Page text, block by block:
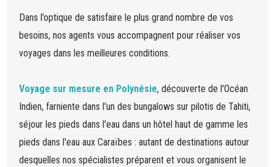
Dans l’optique de satisfaire le plus grand nombre de vos
besoins, nos agents vous accompagnent pour réaliser vos
voyages dans les meilleures conditions.
Voyage sur mesure en Polynésie, découverte de l'Océan
Indien, farniente dans l'un des bungalows sur pilotis de Tahiti,
séjour les pieds dans l'eau dans un hôtel haut de gamme les
pieds dans l'eau aux Caraïbes : autant de destinations autour
desquelles nos spécialistes préparent et vous organisent le